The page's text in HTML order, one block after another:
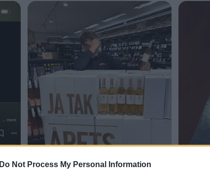
Do Not Process My Personal Information